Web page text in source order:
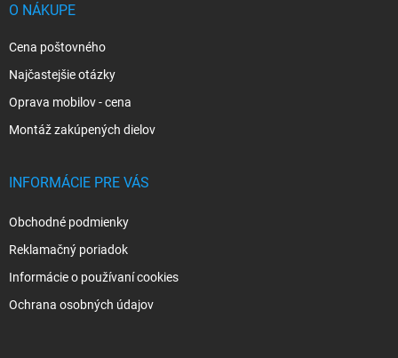
O NÁKUPE
Cena poštovného
Najčastejšie otázky
Oprava mobilov - cena
Montáž zakúpených dielov
INFORMÁCIE PRE VÁS
Obchodné podmienky
Reklamačný poriadok
Informácie o používaní cookies
Ochrana osobných údajov